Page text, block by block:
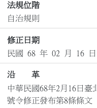
法規位階
自治規則
修正日期
民國 68 年 02 月 16 日
沿 革
中華民國68年2月16日臺
號令修正發布第8條條文